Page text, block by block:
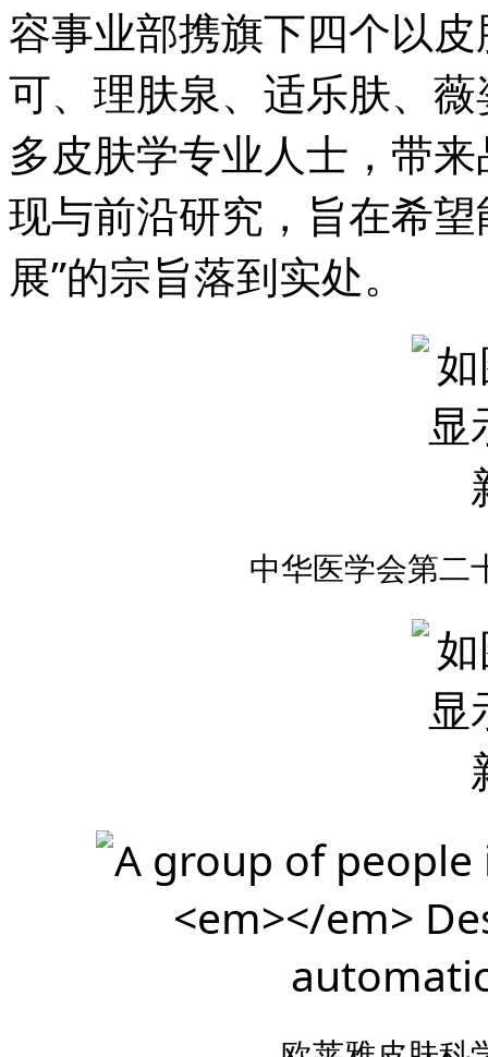
容事业部携旗下四个以
可、理肤泉、适乐肤、
多皮肤学专业人士，带
现与前沿研究，旨在希
展”的宗旨落到实处。
中华医学会第二